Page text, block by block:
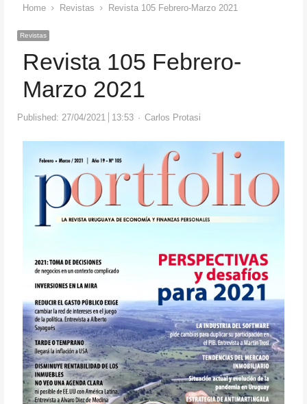
Home Revistas Revista 105 Febrero-Marzo 2021
Revistas
Revista 105 Febrero-
Marzo 2021
Published: 27/04/2021 13:53 Author
Carlos Protasi